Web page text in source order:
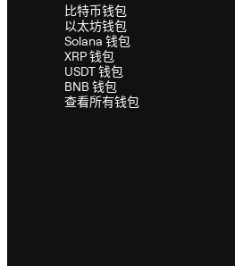
比特币钱包
以太坊钱包
Solana 钱包
XRP 钱包
USDT 钱包
BNB 钱包
查看所有钱包